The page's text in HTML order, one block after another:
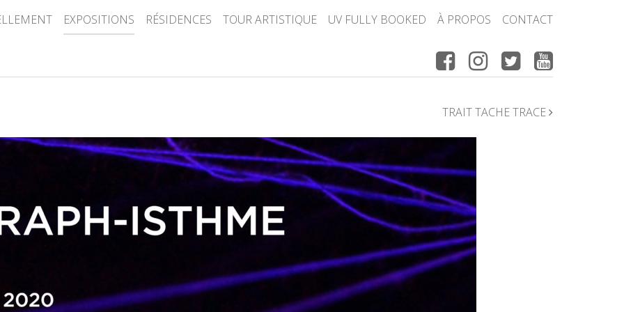
EXPOSITIONS RÉSIDENCES TOUR ARTISTIQUE UV FULLY BOOKED À PROPOS CONTACT
TRAIT TACHE TRACE